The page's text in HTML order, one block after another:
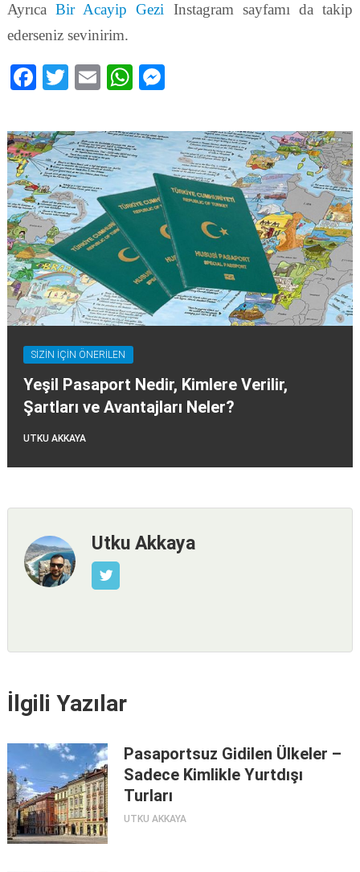
AyrıcaBir Acayip Gezi Instagram sayfamı da takip
ederseniz sevinirim.
Facebook
TwitterEmailWhatsApp
SİZİN İÇİN ÖNERİLEN
Yeşil Pasaport Nedir, Kimlere Verilir,
Şartları ve Avantajları Neler?
UTKU AKKAYA
Utku Akkaya
İlgili Yazılar
Pasaportsuz Gidilen Ülkeler –
Sadece Kimlikle Yurtdışı
Turları
UTKU AKKAYA